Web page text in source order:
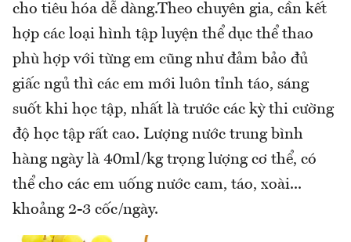
cho tiêu hóa dễ dàng.Theo chuyên gia, cần kết
hợp các loại hình tập luyện thể dục thể thao
phù hợp với từng em cũng như đảm bảo đủ
giấc ngủ thì các em mới luôn tỉnh táo, sáng
suốt khi học tập, nhất là trước các kỳ thi cường
độ học tập rất cao. Lượng nước trung bình
hàng ngày là 40ml/kg trọng lượng cơ thể, có
thể cho các em uống nước cam, táo, xoài...
khoảng 2-3 cốc/ngày.